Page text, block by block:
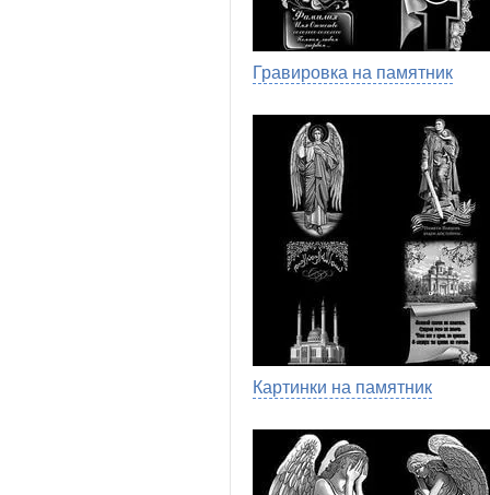
Гравировка на памятник
Картинки на памятник